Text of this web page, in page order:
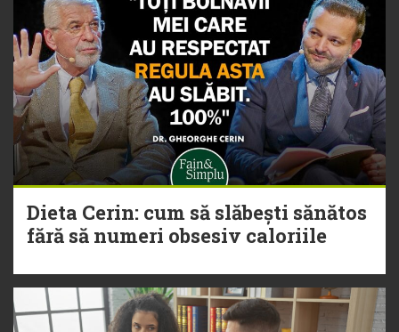
Dieta Cerin: cum să slăbești sănătos
fără să numeri obsesiv caloriile